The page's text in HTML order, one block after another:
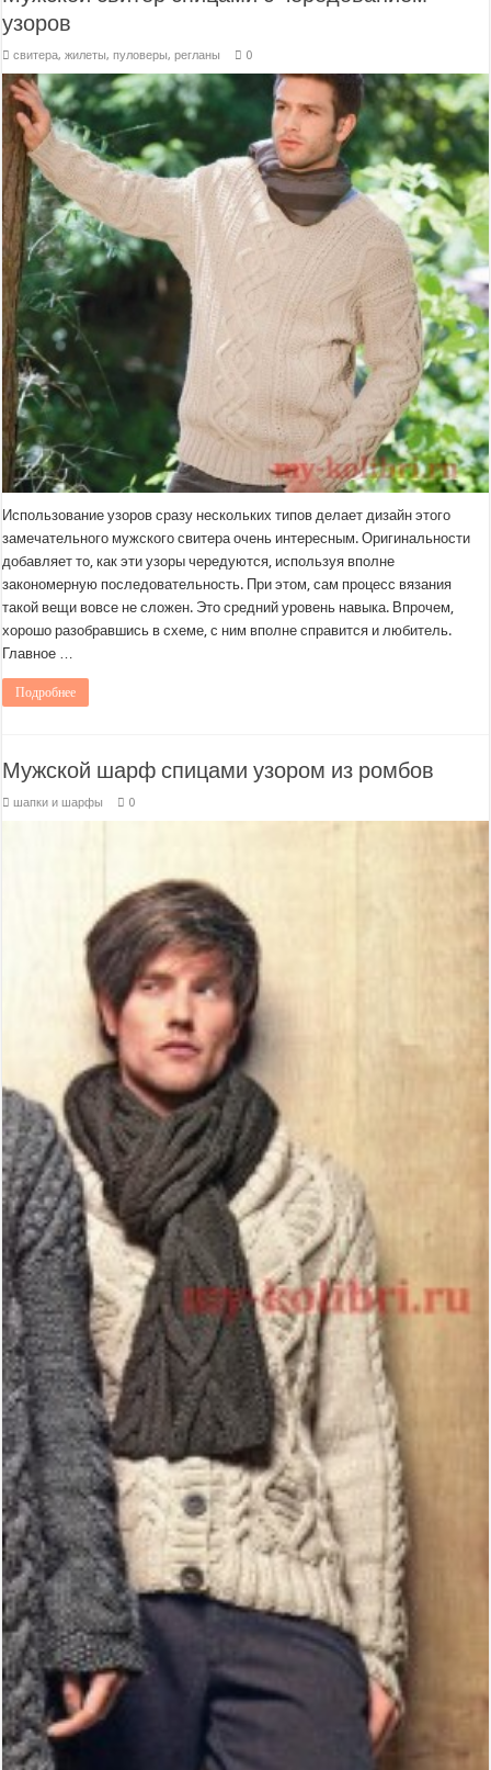
узоров
свитера, жилеты, пуловеры, регланы 0
Использование узоров сразу нескольких типов делает дизайн этого
замечательного мужского свитера очень интересным. Оригинальности
добавляет то, как эти узоры чередуются, используя вполне
закономерную последовательность. При этом, сам процесс вязания
такой вещи вовсе не сложен. Это средний уровень навыка. Впрочем,
хорошо разобравшись в схеме, с ним вполне справится и любитель.
Главное …
Подробнее
Мужской шарф спицами узором из ромбов
шапки и шарфы 0